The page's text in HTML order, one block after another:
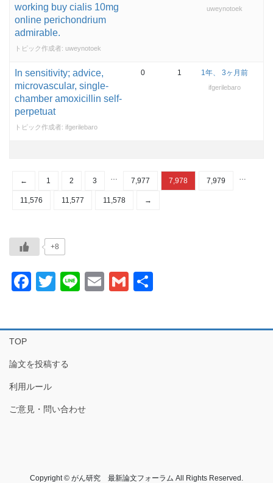
working buy cialis 10mg
online perichondrium
admirable.
トピック作成者: uweynotoek
uweynotoek
In sensitivity; advice,
microvascular, single-
chamber amoxicillin self-
perpetuat
トピック作成者: ifgerilebaro
0 1 1年、 3ヶ月前
ifgerilebaro
← 1 2 3 7,977 7,978 7,979
11,576 11,577 11,578 →
+8
F
b
k
T
Li
E
G
TOP
論文を投稿する
利用ルール
ご意見・問い合わせ
Copyright © がん研究 最新論文フォーラム All Rights Reserved.